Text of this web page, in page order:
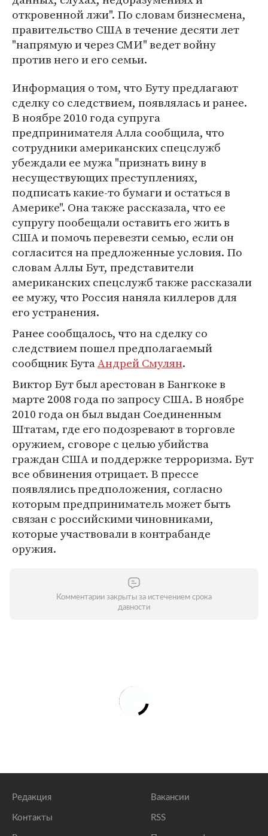
откровенной лжи". По словам бизнесмена,
правительство США в течение десяти лет
"напрямую и через СМИ" ведет войну
против него и его семьи.
Информация о том, что Буту предлагают
сделку со следствием, появлялась и ранее.
В ноябре 2010 года супруга
предпринимателя Алла сообщила, что
сотрудники американских спецслужб
убеждали ее мужа "признать вину в
несуществующих преступлениях,
подписать какие-то бумаги и остаться в
Америке". Она также рассказала, что ее
супругу пообещали оставить его жить в
США и помочь перевезти семью, если он
согласится на предложенные условия. По
словам Аллы Бут, представители
американских спецслужб также рассказали
ее мужу, что Россия наняла киллеров для
его устранения.
Ранее сообщалось, что на сделку со
следствием пошел предполагаемый
сообщник БутаАндрей Смулян.
Виктор Бут был арестован в Бангкоке в
марте 2008 года по запросу США. В ноябре
2010 года он был выдан Соединенным
Штатам, где его подозревают в торговле
оружием, сговоре с целью убийства
граждан США и поддержке терроризма. Бут
все обвинения отрицает. В прессе
появлялись предположения, согласно
которым предприниматель может быть
связан с российскими чиновниками,
которые участвовали в контрабанде
оружия.
Комментарии закрыты за истечением срока
давности
Редакция
Контакты
Вакансии
RSS